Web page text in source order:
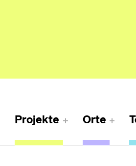
Projekte Orte